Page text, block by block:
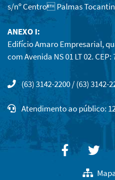
s/nº Centro Palmas
ANEXO I:
Edifício Amaro Empresarial,
com Avenida NS 01 LT 02. CEP:
(63) 3142-2200 / (63) 3142-
Atendimento ao público: